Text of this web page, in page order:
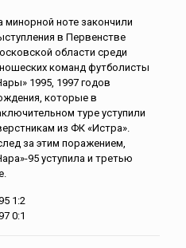
минорной ноте закончили
в Первенстве
области среди
команд футболисты
1995, 1997 годов
которые в
туре уступили
из ФК «Истра».
за этим поражением,
95 уступила и третью
1:2
0:1